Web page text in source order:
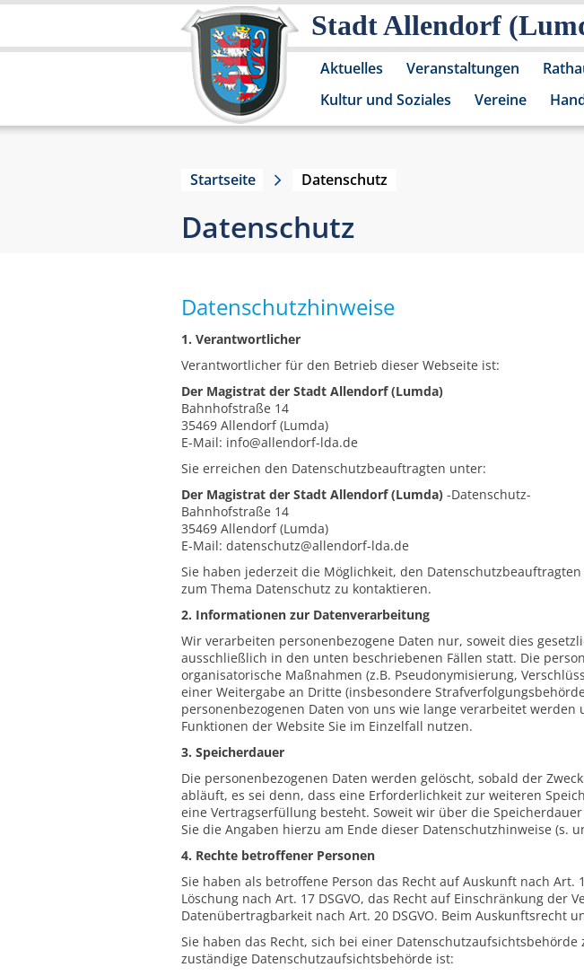
Stadt Allendorf
Aktuelles Veranstaltungen
Kultur und Soziales
Vereine
Startseite Datenschutz
Datenschutz
Datenschutzhinweise
1. Verantwortlicher
Verantwortlicher für den Betrieb dieser Webseite ist:
Der Magistrat der Stadt Allendorf (Lumda)
Bahnhofstraße 14
35469 Allendorf (Lumda)
E-Mail: info@allendorf-lda.de
Sie erreichen den Datenschutzbeauftragten unter:
Der Magistrat der Stadt Allendorf (Lumda) -Datenschutz-
Bahnhofstraße 14
35469 Allendorf (Lumda)
E-Mail: datenschutz@allendorf-lda.de
Sie haben jederzeit die Möglichkeit, den
zum Thema Datenschutz zu kontaktieren.
2. Informationen zur Datenverarbeitung
Wir verarbeiten personenbezogene Daten nur, soweit dies
ausschließlich in den unten beschriebenen Fällen statt. Die
organisatorische Maßnahmen (z.B. Pseudonymisierung,
einer Weitergabe an Dritte (insbesondere
personenbezogenen Daten von uns wie lange verarbeitet
Funktionen der Website Sie im Einzelfall nutzen.
3. Speicherdauer
Die personenbezogenen Daten werden gelöscht, sobald der
abläuft, es sei denn, dass eine Erforderlichkeit zur weiteren
eine Vertragserfüllung besteht. Soweit wir über die
Sie die Angaben hierzu am Ende dieser Datenschutzhinweise (s.
4. Rechte betroffener Personen
Sie haben als betroffene Person das Recht auf Auskunft nach Art.
Löschung nach Art. 17 DSGVO, das Recht auf Einschränkung der
Datenübertragbarkeit nach Art. 20 DSGVO. Beim Auskunftsrecht
Sie haben das Recht, sich bei einer Datenschutzaufsichtsbehörde
zuständige Datenschutzaufsichtsbehörde ist: